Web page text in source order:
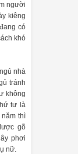
người
kiêng
có
khó
nhà
tránh
không
tư là
thì
gõ
phơi
nữ.